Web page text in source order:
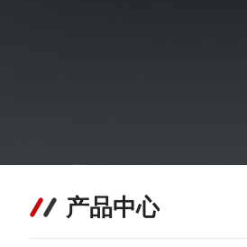
产品中心